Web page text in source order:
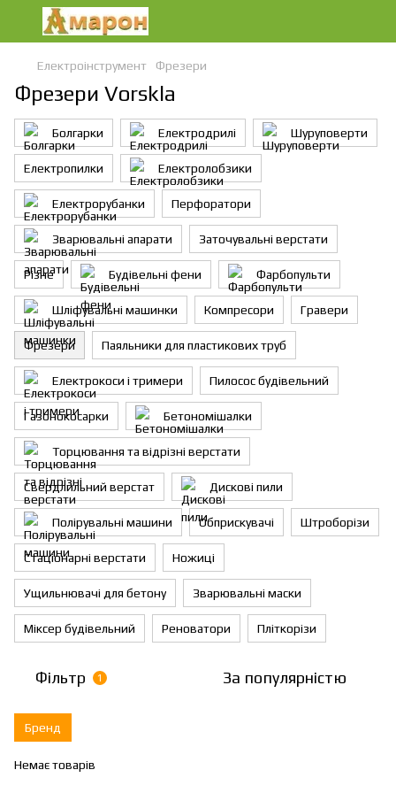
Електроінструмент Фрезери
Фрезери Vorskla
Болгарки Електродрилі Шуруповерти
Електропилки Електролобзики
Електрорубанки Перфоратори
Зварювальні апарати Заточувальні верстати
Різне Будівельні фени Фарбопульти
Шліфувальні машинки Компресори Гравери
Фрезери Паяльники для пластикових труб
Електрокоси і тримери Пилосос будівельний
Газонокосарки Бетономішалки
Торцювання та відрізні верстати
Свердлильний верстат Дискові пили
Полірувальні машини Обприскувачі Штроборізи
Стаціонарні верстати Ножиці
Ущильнювачі для бетону Зварювальні маски
Міксер будівельний Реноватори Пліткорізи
Фільтр 1 За популярністю
Бренд
Немає товарів